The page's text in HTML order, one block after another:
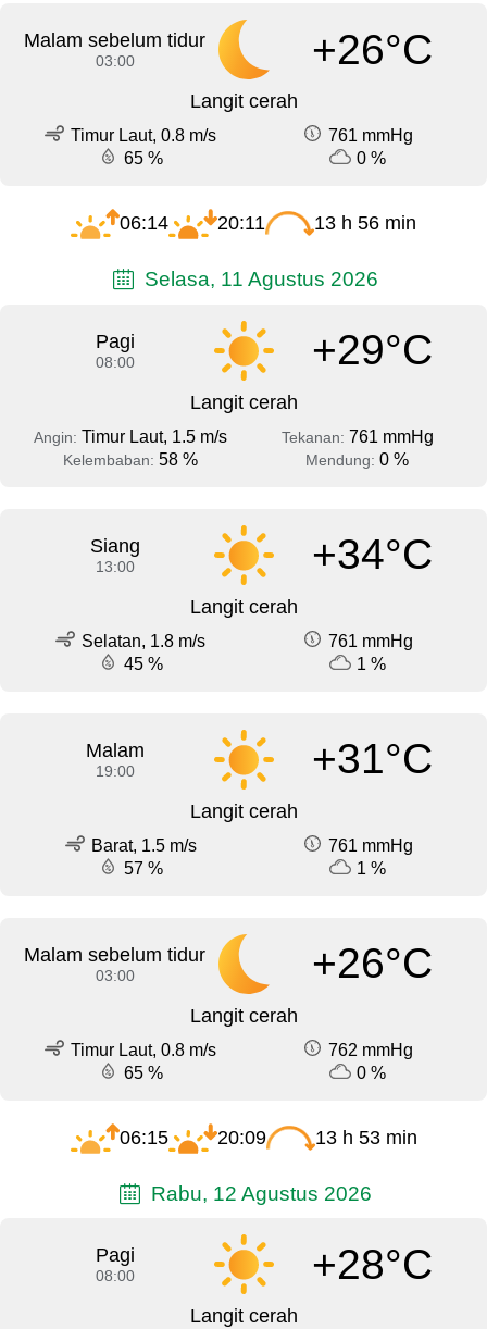
Malam sebelum tidur
03:00 +26°C
Langit cerah
Timur Laut, 0.8 m/s
761 mmHg
65 %
0 %
06:14 20:11 13 h 56 min
Selasa, 11 Agustus 2026
Pagi
08:00 +29°C
Langit cerah
Angin: Timur Laut, 1.5 m/s Tekanan: 761 mmHg
Kelembaban: 58 % Mendung: 0 %
Siang
13:00 +34°C
Langit cerah
Selatan, 1.8 m/s
761 mmHg
45 %
1 %
Malam
19:00 +31°C
Langit cerah
Barat, 1.5 m/s
761 mmHg
57 %
1 %
Malam sebelum tidur
03:00 +26°C
Langit cerah
Timur Laut, 0.8 m/s
762 mmHg
65 %
0 %
06:15 20:09 13 h 53 min
Rabu, 12 Agustus 2026
Pagi
08:00 +28°C
Langit cerah